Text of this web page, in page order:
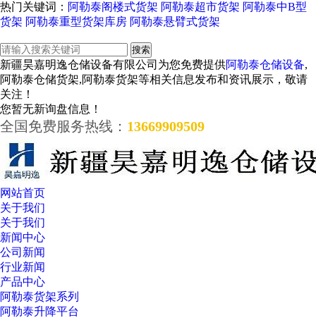
热门关键词： 阿勒泰阁楼式货架 阿勒泰超市货架 阿勒泰中B型
货架 阿勒泰重型货架库房 阿勒泰悬臂式货架
新疆昊嘉明逸仓储设备有限公司为您免费提供阿勒泰仓储设备,
阿勒泰仓储货架,阿勒泰货架等相关信息发布和资讯展示，敬请
关注！
您暂无新询盘信息！
全国免费服务热线： 13669909509
网站首页
关于我们
关于我们
新闻中心
公司新闻
行业新闻
产品中心
阿勒泰货架系列
阿勒泰升降平台